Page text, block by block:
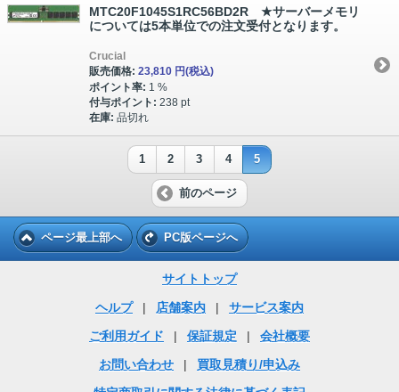
MTC20F1045S1RC56BD2R ★サーバーメモリ
については5本単位での注文受付となります。
Crucial
販売価格: 23,810 円(税込)
ポイント率: 1 %
付与ポイント: 238 pt
在庫: 品切れ
1 2 3 4 5
前のページ
ページ最上部へ PC版ページへ
サイトトップ
ヘルプ
| 店舗案内 |
サービス案内
ご利用ガイド
| 保証規定 |
会社概要
お問い合わせ
|
買取見積り/申込み